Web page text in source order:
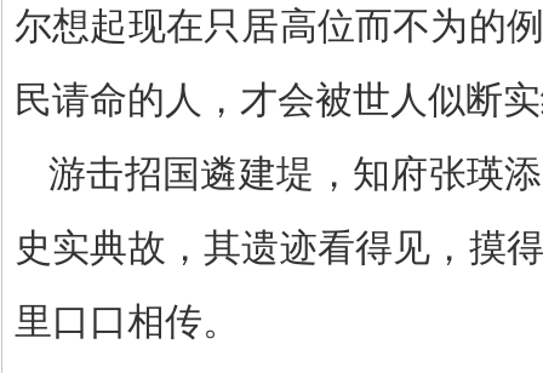
尔想起现在只居高位而不为的
民请命的人，才会被世人似断
游击招国遴建堤，知府张瑛
史实典故，其遗迹看得见，摸
里口口相传。